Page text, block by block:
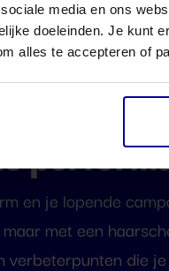
media en ons
doeleinden. Je kunt
alles te accepteren of
van jouw
en je lopende
met een
verbeterpunten die